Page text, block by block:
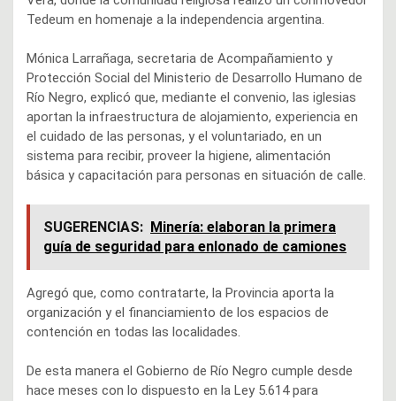
Tedeum en homenaje a la independencia argentina.
Mónica Larrañaga, secretaria de Acompañamiento y
Protección Social del Ministerio de Desarrollo Humano de
Río Negro, explicó que, mediante el convenio, las iglesias
aportan la infraestructura de alojamiento, experiencia en
el cuidado de las personas, y el voluntariado, en un
sistema para recibir, proveer la higiene, alimentación
básica y capacitación para personas en situación de calle.
SUGERENCIAS: Minería: elaboran la primera
guía de seguridad para enlonado de camiones
Agregó que, como contratarte, la Provincia aporta la
organización y el financiamiento de los espacios de
contención en todas las localidades.
De esta manera el Gobierno de Río Negro cumple desde
hace meses con lo dispuesto en la Ley 5.614 para